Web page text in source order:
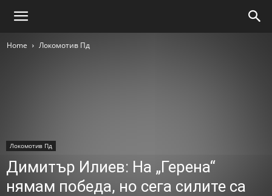
Home Локомотив Пд
Локомотив Пд
Димитър Илиев: На „Герена“
нямам победа, но сега силите са